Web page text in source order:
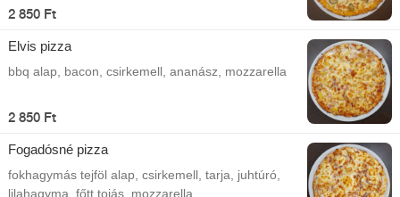
2 850 Ft
Elvis pizza
bbq alap, bacon, csirkemell, ananász, mozzarella
2 850 Ft
Fogadósné pizza
fokhagymás tejföl alap, csirkemell, tarja, juhtúró,
lilahagyma, főtt tojás, mozzarella